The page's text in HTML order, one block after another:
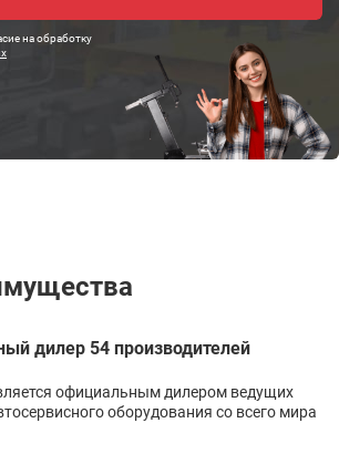
на обработку
дилер 54 производителей
официальным дилером ведущих
оборудования со всего мира